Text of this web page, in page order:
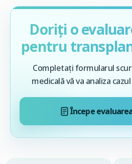
Doriți o
pentru
Completați formularul
medicală vă va analiza
Începe